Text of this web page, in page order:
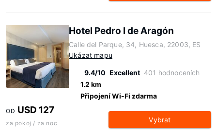
Hotel Pedro I de Aragón
Calle del Parque, 34, Huesca, 22003, ES
Ukázat mapu
9.4/10 Excellent 401 hodnoceních
1.2 km
Připojení Wi-Fi zdarma
OD USD 127
za pokoj / za noc Vybrat